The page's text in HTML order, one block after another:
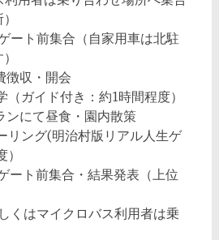
ト前集合（自家用車は北駐
徴収・開会
ガイド付き：約1時間程度）
にて昼食・園内散策
ング(明治村版リアル人生ゲ
ト前集合・結果発表（上位
くはマイクロバス利用者は乗